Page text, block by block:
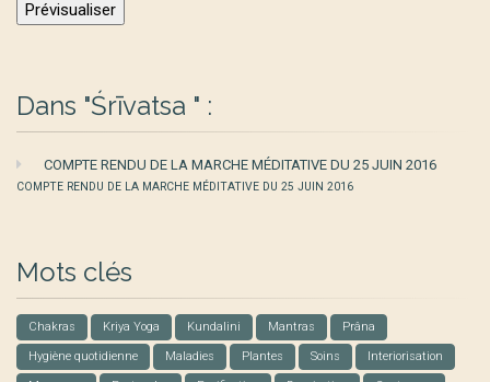
Dans "Śrīvatsa " :
COMPTE RENDU DE LA MARCHE MÉDITATIVE DU 25 JUIN 2016
COMPTE RENDU DE LA MARCHE MÉDITATIVE DU 25 JUIN 2016
Mots clés
Chakras Kriya Yoga Kundalini Mantras Prâna
Hygiène quotidienne Maladies Plantes Soins Interiorisation